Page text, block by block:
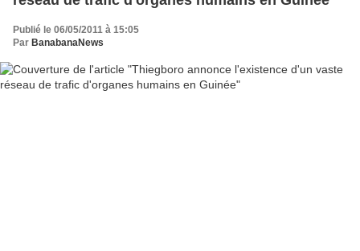
Publié le 06/05/2011 à 15:05
Par BanabanaNews